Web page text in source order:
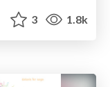
3 1.8k